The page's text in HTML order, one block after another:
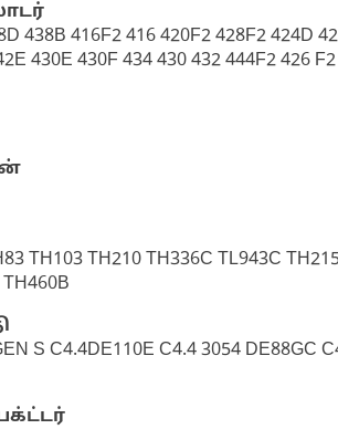
438B 416F2 416 420F2 428F2 424D
430E 430F 434 430 432 444F2 426
TH103 TH210 TH336C TL943C
S C4.4DE110E C4.4 3054 DE88GC